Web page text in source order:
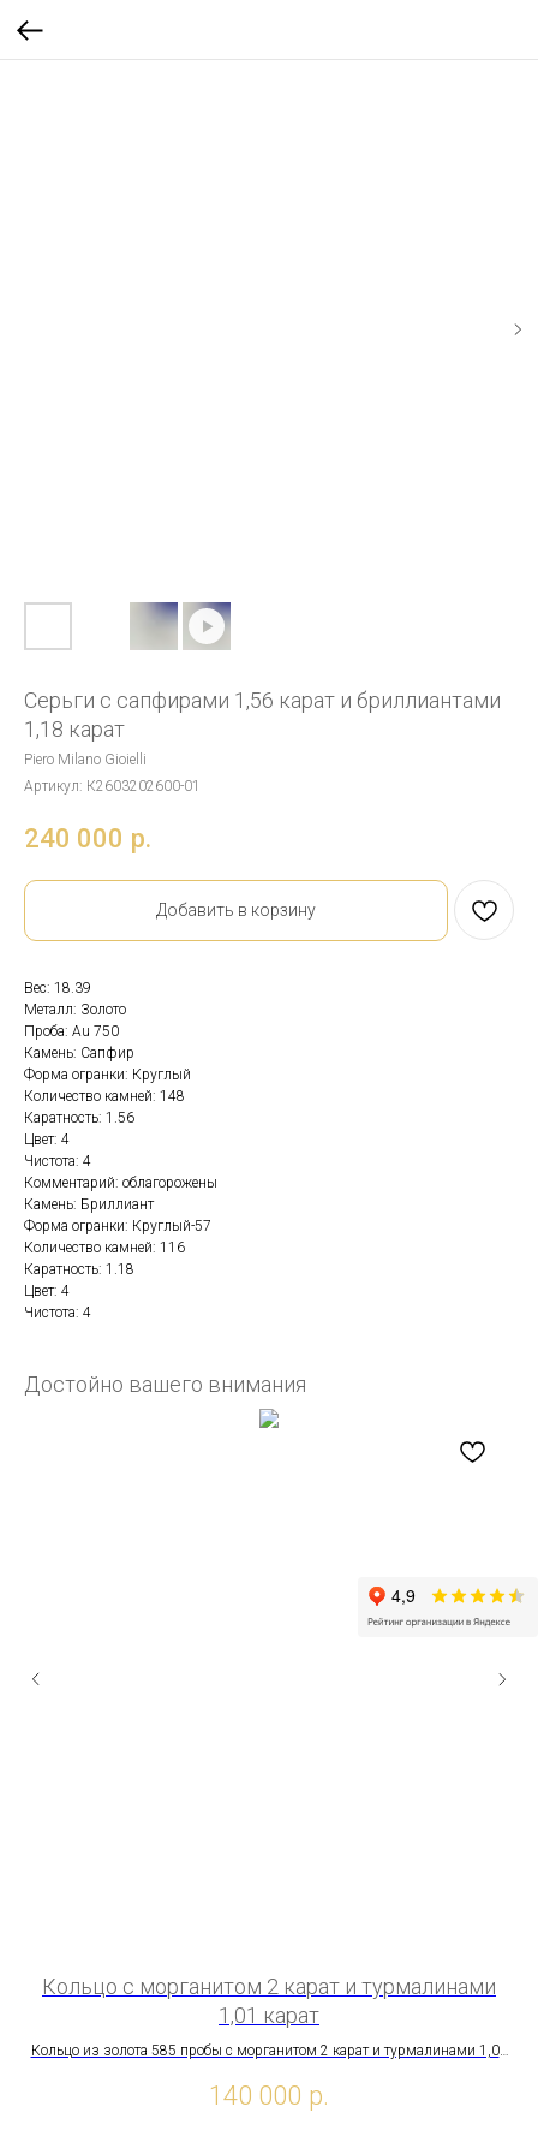
Серьги с сапфирами 1,56 карат и бриллиантами
1,18 карат
Piero Milano Gioielli
Артикул: К2603202600-01
240 000 р.
Добавить в корзину
Вес: 18.39
Металл: Золото
Проба: Au 750
Камень: Сапфир
Форма огранки: Круглый
Количество камней: 148
Каратность: 1.56
Цвет: 4
Чистота: 4
Комментарий: облагорожены
Камень: Бриллиант
Форма огранки: Круглый-57
Количество камней: 116
Каратность: 1.18
Цвет: 4
Чистота: 4
Достойно вашего внимания
Кольцо с морганитом 2 карат и турмалинами
1,01 карат
Кольцо из золота 585 пробы с морганитом 2 карат и турмалинами 1,01
140 000 р.